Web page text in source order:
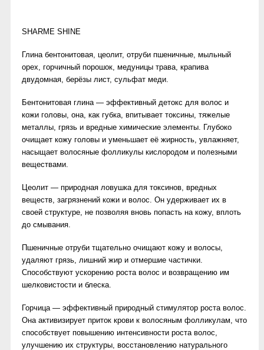
SHARME SHINE
Глина бентонитовая, цеолит, отруби пшеничные, мыльный
орех, горчичный порошок, медуницы трава, крапива
двудомная, берёзы лист, сульфат меди.
Бентонитовая глина — эффективный детокс для волос и
кожи головы, она, как губка, впитывает токсины, тяжелые
металлы, грязь и вредные химические элементы. Глубоко
очищает кожу головы и уменьшает её жирность, увлажняет,
насыщает волосяные фолликулы кислородом и полезными
веществами.
Цеолит — природная ловушка для токсинов, вредных
веществ, загрязнений кожи и волос. Он удерживает их в
своей структуре, не позволяя вновь попасть на кожу, вплоть
до смывания.
Пшеничные отруби тщательно очищают кожу и волосы,
удаляют грязь, лишний жир и отмершие частички.
Способствуют ускорению роста волос и возвращению им
шелковистости и блеска.
Горчица — эффективный природный стимулятор роста волос.
Она активизирует приток крови к волосяным фолликулам, что
способствует повышению интенсивности роста волос,
улучшению их структуры, восстановлению натурального